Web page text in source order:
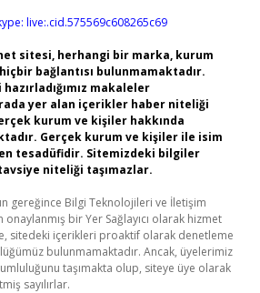
live:.cid.575569c608265c69
sitesi, herhangi bir marka, kurum
bağlantısı bulunmamaktadır.
makaleler
yer alan içerikler haber niteliği
kurum ve kişiler hakkında
Gerçek kurum ve kişiler ile isim
tesadüfidir. Sitemizdeki bilgiler
niteliği taşımazlar.
gereğince Bilgi Teknolojileri ve İletişim
onaylanmış bir Yer Sağlayıcı olarak hizmet
sitedeki içerikleri proaktif olarak denetleme
bulunmamaktadır. Ancak, üyelerimiz
taşımakta olup, siteye üye olarak
sayılırlar.